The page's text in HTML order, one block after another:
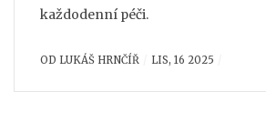
každodenní péči.
OD LUKÁŠ HRNČÍŘ LIS, 16 2025